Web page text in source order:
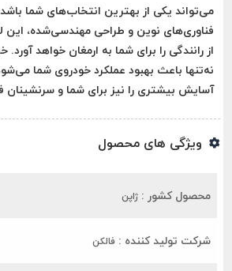
می‌تواند یکی از بهترین انتخاب‌های شما
فناوری‌های نوین و طراحی مهندسی‌شده، این
از رانندگی را برای شما به ارمغان خواهد
نه‌تنها باعث بهبود عملکرد خودروی شما
آسایش بیشتری را نیز برای شما و سرنشینان
ویژگی های محصول
محصول کشور : ژاپن
شرکت تولید کننده : فالکن